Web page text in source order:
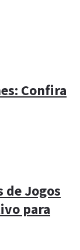
Confira
de Jogos
para